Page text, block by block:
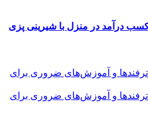
درآمد در منزل با شیرینی پزی